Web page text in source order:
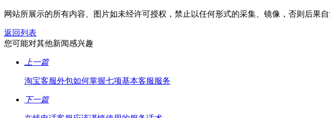
网站所展示的所有内容、图片如未经许可授权，禁止以任何形式的采集、镜像，否则后果自
返回列表
您可能对其他新闻感兴趣
上一篇
淘宝客服外包如何掌握七项基本客服服务
下一篇